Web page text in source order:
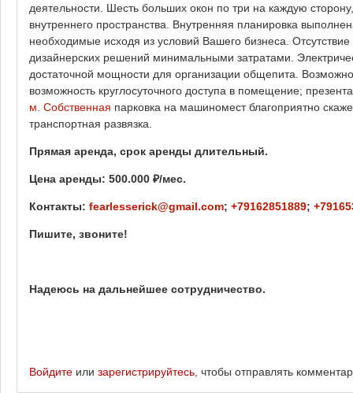
деятельности. Шесть больших окон по три на каждую
внутреннего пространства. Внутренняя планировка
необходимые исходя из условий Вашего бизнеса.
дизайнерских решений минимальными затратами.
достаточной мощности для организации общепита.
возможность круглосуточного доступа в помещение;
м. Собственная парковка на машиномест благоприятно
транспортная развязка.
Прямая аренда, срок аренды длительный.
Цена аренды: 500.000 ₽/мес.
Контакты: fearlesserick@gmail.com; +79162851889;
Пишите, звоните!
Надеюсь на дальнейшее сотрудничество.
Войдите или зарегистрируйтесь , чтобы отправлять